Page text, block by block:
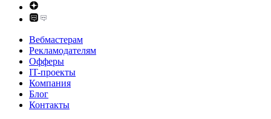
Вебмастерам
Рекламодателям
Офферы
IT-проекты
Компания
Блог
Контакты